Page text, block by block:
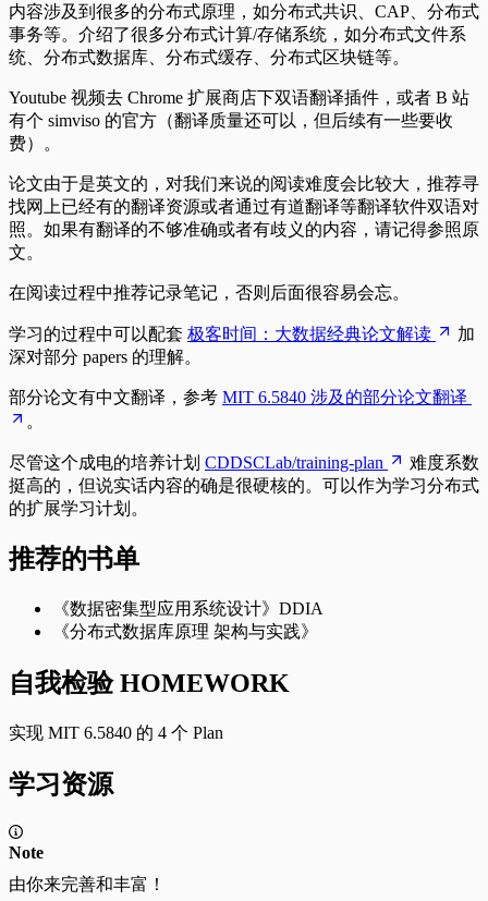
内容涉及到很多的分布式原理，如分布式共识、CAP、分布式
事务等。介绍了很多分布式计算/存储系统，如分布式文件系
统、分布式数据库、分布式缓存、分布式区块链等。
Youtube 视频去 Chrome 扩展商店下双语翻译插件，或者 B 站
有个 simviso 的官方（翻译质量还可以，但后续有一些要收
费）。
论文由于是英文的，对我们来说的阅读难度会比较大，推荐寻
找网上已经有的翻译资源或者通过有道翻译等翻译软件双语对
照。如果有翻译的不够准确或者有歧义的内容，请记得参照原
文。
在阅读过程中推荐记录笔记，否则后面很容易会忘。
学习的过程中可以配套 极客时间：大数据经典论文解读
加
深对部分 papers 的理解。
部分论文有中文翻译，参考 MIT 6.5840 涉及的部分论文翻译
。
尽管这个成电的培养计划 CDDSCLab/training-plan
难度系数
挺高的，但说实话内容的确是很硬核的。可以作为学习分布式
的扩展学习计划。
推荐的书单
《数据密集型应用系统设计》DDIA
《分布式数据库原理 架构与实践》
自我检验 HOMEWORK
实现 MIT 6.5840 的 4 个 Plan
学习资源
Note
由你来完善和丰富！